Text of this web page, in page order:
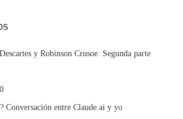
y Robinson Crusoe. Segunda parte
Conversación entre Claude.ai y yo